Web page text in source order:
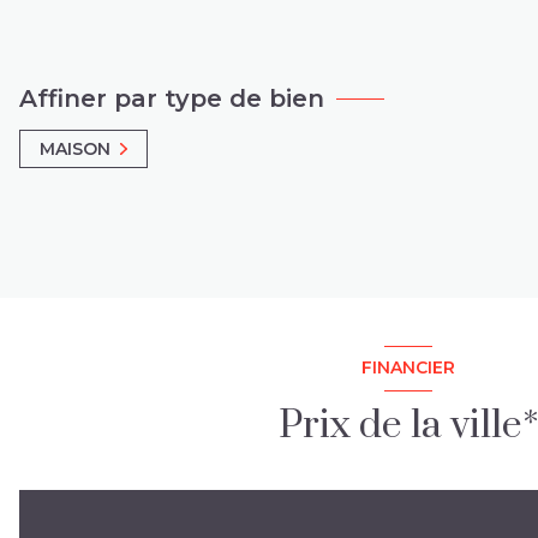
Affiner par type de bien
MAISON
FINANCIER
Prix de la ville*